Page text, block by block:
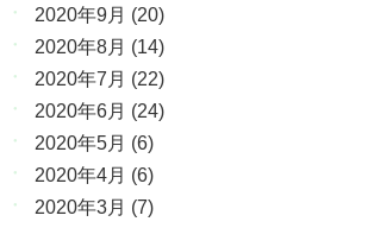
2020年9月 (20)
2020年8月 (14)
2020年7月 (22)
2020年6月 (24)
2020年5月 (6)
2020年4月 (6)
2020年3月 (7)